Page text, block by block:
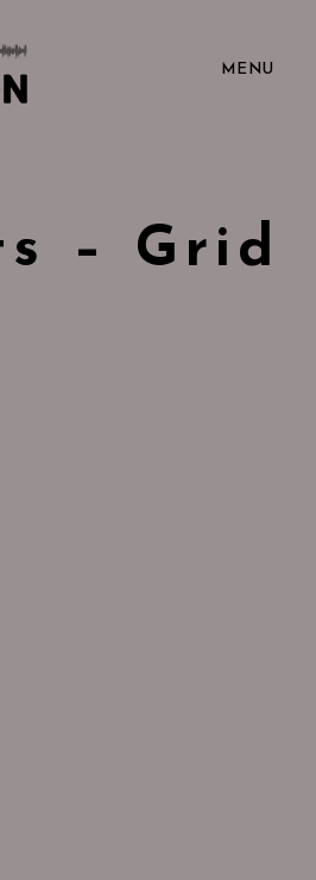
MENU
– Grid